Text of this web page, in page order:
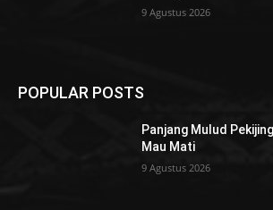
9 Agustus 2026
POPULAR POSTS
Panjang Mulud
Mau Mati
9 Agustus 2026